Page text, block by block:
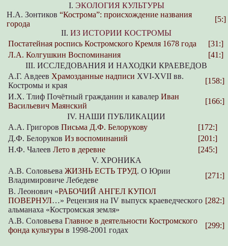
I. ЭКОЛОГИЯ КУЛЬТУРЫ
Н.А. Зонтиков “Кострома”: происхождение названия
города
[5:]
II. ИЗ ИСТОРИИ КОСТРОМЫ
Постатейная роспись Костромского Кремля 1678 года
[31:]
Л.А. Колгушкин Воспоминания
[41:]
III. ИССЛЕДОВАНИЯ И НАХОДКИ КРАЕВЕДОВ
А.Г. Авдеев Храмозданные надписи XVI-XVII вв.
Костромы и края
[158:]
И.Х. Тлиф Почётный гражданин и кавалер Иван
Васильевич Маянский
[166:]
IV. НАШИ ПУБЛИКАЦИИ
А.А. Григоров Письма Д.Ф. Белорукову
[172:]
Д.Ф. Белоруков Из воспоминаний
[201:]
Н.Ф. Чалеев Лето в деревне
[245:]
V. ХРОНИКА
А.В. Соловьева ЖИЗНЬ ЕСТЬ ТРУД. О Юрии
Владимировиче Лебедеве
[271:]
В. Леонович «РАБОЧИЙ АНГЕЛ КУПОЛ
ПОВЕРНУЛ…» Рецензия на IV выпуск краеведческого
альманаха «Костромская земля»
[282:]
А.В. Соловьева Главное в деятельности Костромского
фонда культуры в 1998-2001 годах
[299:]